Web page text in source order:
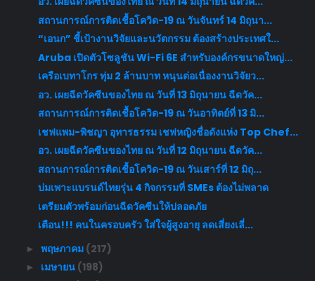
สถานการณ์การติดเชื้อโควิด-19 ณ วันจันทร์ 14 มิถุนา...
“เอนก” ชี้เป้างานวิจัยและนวัตกรรม ต้องสร้างประเทศใ...
Aruba เปิดตัวโซลูชัน Wi-Fi 6E สำหรับองค์กรขนาดใหญ่...
เครือเบทาโกร ทุ่ม 2 ล้านบาท หนุนต่อเนื่องงานวิจัยว...
อว. เผยฉีดวัคซีนของไทย ณ วันที่ 13 มิถุนายน ฉีดวัค...
สถานการณ์การติดเชื้อโควิด-19 ณ วันอาทิตย์ที่ 13 มิ...
เชฟแพม-พิชญา อุทารธรรม เชฟหญิงชื่อดังแห่ง Top Chef...
อว. เผยฉีดวัคซีนของไทย ณ วันที่ 12 มิถุนายน ฉีดวัค...
สถานการณ์การติดเชื้อโควิด-19 ณ วันเสาร์ที่ 12 มิถุ...
บ่มเพาะแบรนด์ไทยรุ่น 4 กิจกรรมที่ SMEs ต้องไม่พลาด
เตรียมตัวพร้อมก่อนฉีดวัคซีนให้ปลอดภัย
เตือน!!! คนในครอบครัว ใส่ใจผู้สูงอายุ ลดเสี่ยงเลี่...
► พฤษภาคม (217)
► เมษายน (198)